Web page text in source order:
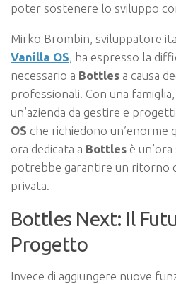
poter sostenere lo sviluppo
Mirko Brombin, sviluppatore
Vanilla OS , ha espresso la
necessario a Bottles a causa
professionali. Con una famiglia,
un’azienda da gestire e
OS che richiedono un’enorme
ora dedicata a Bottles è
potrebbe garantire un ritorno
privata.
Bottles Next: Il
Progetto
Invece di aggiungere nuove